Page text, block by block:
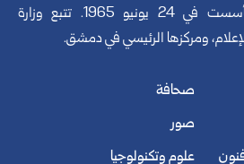
تأسست في 24 يونيو 1965. تتبع وزارة
ومركزها الرئيسي في دمشق.
صحافة
صور
علوم وتكنولوجيا